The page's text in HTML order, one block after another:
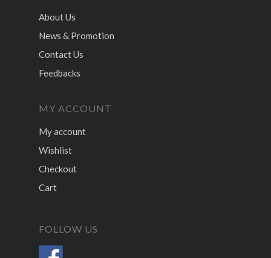
About Us
News & Promotion
Contact Us
Feedbacks
MY ACCOUNT
My account
Wishlist
Checkout
Cart
FOLLOW US